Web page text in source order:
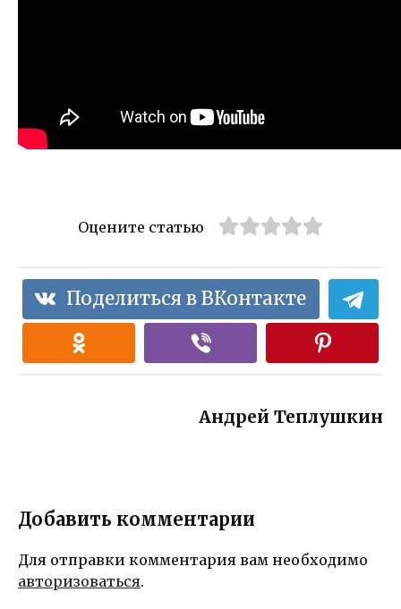
Оцените статью
Поделиться в ВКонтакте
Андрей Теплушкин
Добавить комментарии
Для отправки комментария вам необходимо
авторизоваться.